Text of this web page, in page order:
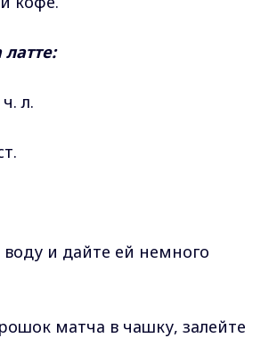
л.
воду и дайте ей немного
матча в чашку, залейте